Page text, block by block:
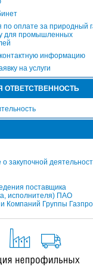
по оплате за природный
для промышленных
информацию
на услуги
ОТВЕТСТВЕННОСТЬ
закупочной
поставщика
исполнителя) ПАО
Компаний Группы